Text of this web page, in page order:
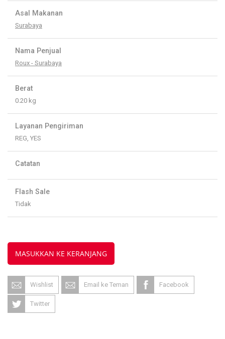
Asal Makanan
Surabaya
Nama Penjual
Roux - Surabaya
Berat
0.20 kg
Layanan Pengiriman
REG, YES
Catatan
Flash Sale
Tidak
MASUKKAN KE KERANJANG
Wishlist Email ke Teman Facebook
Twitter